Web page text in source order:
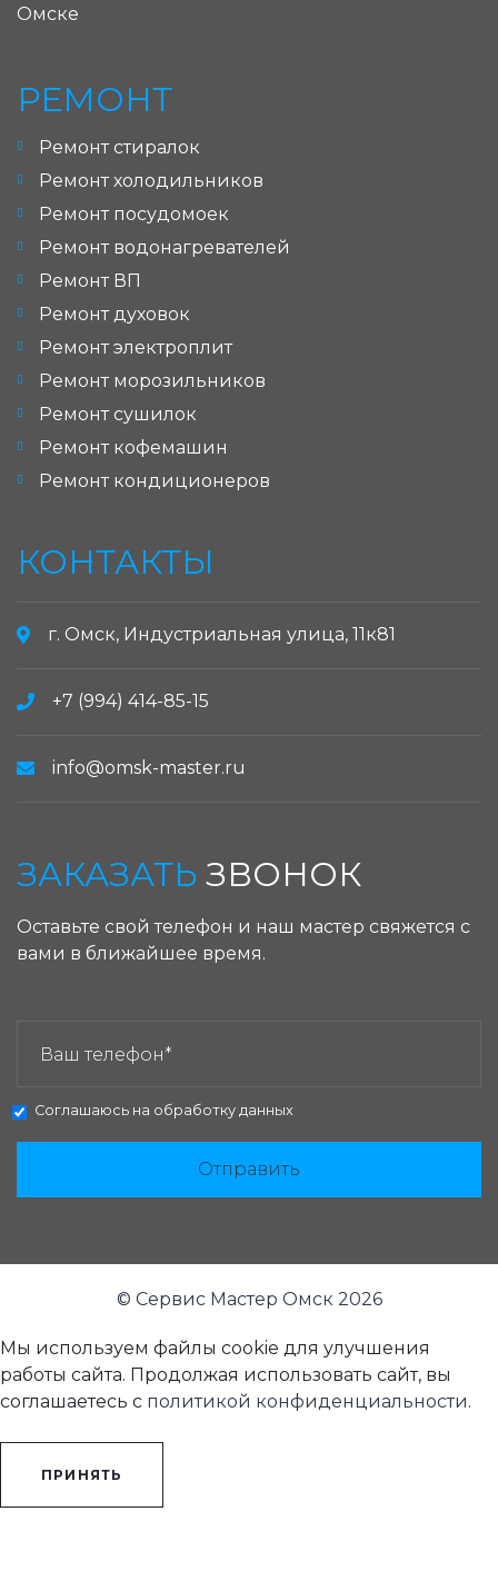
Омске
РЕМОНТ
Ремонт стиралок
Ремонт холодильников
Ремонт посудомоек
Ремонт водонагревателей
Ремонт ВП
Ремонт духовок
Ремонт электроплит
Ремонт морозильников
Ремонт сушилок
Ремонт кофемашин
Ремонт кондиционеров
КОНТАКТЫ
г. Омск, Индустриальная улица, 11к81
+7 (994) 414-85-15
info@omsk-master.ru
ЗАКАЗАТЬ ЗВОНОК
Оставьте свой телефон и наш мастер свяжется с
вами в ближайшее время.
Соглашаюсь на обработку данных
Отправить
© Сервис Мастер Омск 2026
Мы используем файлы cookie для улучшения
работы сайта. Продолжая использовать сайт, вы
соглашаетесь с политикой конфиденциальности.
ПРИНЯТЬ